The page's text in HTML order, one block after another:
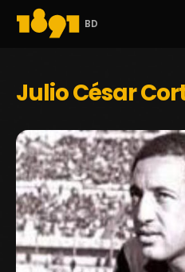
BD
Julio César